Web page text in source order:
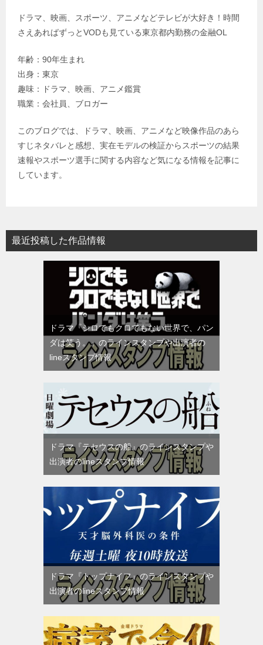
ドラマ、映画、スポーツ、アニメなどテレビが大好き！時間
さえあればずっとVODも見ている東京都内勤務の金融OL
年齢：90年生まれ
出身：東京
趣味：ドラマ、映画、アニメ鑑賞
職業：会社員、ブロガー
このブログでは、ドラマ、映画、アニメなど映像作品のあら
すじネタバレと感想、実在モデルの検証からスポーツの結果
速報やスポーツ選手に関する内容など気になる情報を記事に
しています。
最近投稿した作品情報
ドラマ『シロでもクロでもない世界で、パン
ダは笑う。』のラインスタンプや出演者の
lineスタンプ情報
ドラマ『テセウスの船』のラインスタンプや
出演者のlineスタンプ情報
ドラマ『トップナイフ』のラインスタンプや
出演者のlineスタンプ情報